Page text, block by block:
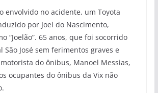
envolvido no acidente, um Toyota
por Joel do Nascimento,
“Joelão”. 65 anos, que foi socorrido
São José sem ferimentos graves e
do ônibus, Manoel Messias,
ocupantes do ônibus da Vix não